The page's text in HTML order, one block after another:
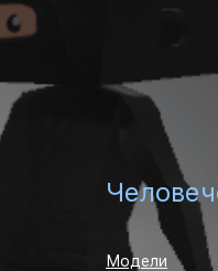
Модели